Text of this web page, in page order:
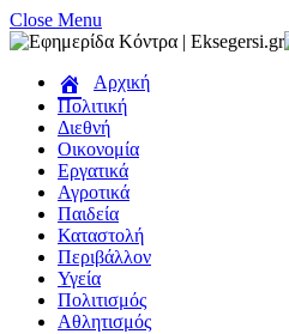
Close Menu
Αρχική
Πολιτική
Διεθνή
Οικονομία
Εργατικά
Αγροτικά
Παιδεία
Καταστολή
Περιβάλλον
Υγεία
Πολιτισμός
Αθλητισμός